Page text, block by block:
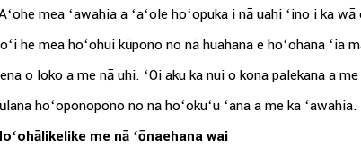
mea ʻawahia a ʻaʻole hoʻopuka i nā uahi ʻino i ka
he mea hoʻohui kūpono no nā huahana e hoʻohana ʻia
o loko a me nā uhi. ʻOi aku ka nui o kona palekana a
hoʻoponopono no nā hoʻokuʻu ʻana a me ka ʻawahia.
me nā ʻōnaehana wai